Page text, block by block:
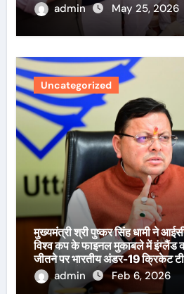
admin
May 25, 2026
Uncategorized
मुख्यमंत्री श्री पुष्कर सिंह धामी ने
विश्व कप के फाइनल मुकाबले में इंग्लैंड
जीतने पर भारतीय अंडर-19 क्रिकेट
शुभकामनाएँ दी हैं।
admin Feb 6, 2026